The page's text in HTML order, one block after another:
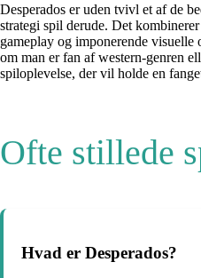
Desperados er uden tvivl et af de
strategi spil derude. Det
gameplay og imponerende
om man er fan af western-genren
spiloplevelse, der vil holde en
Ofte stillede
Hvad er Desperados?